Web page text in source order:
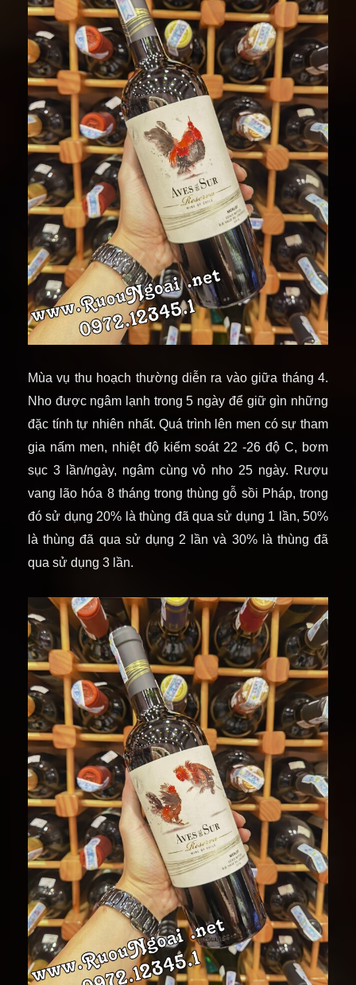
Mùa vụ thu hoạch thường diễn ra vào giữa tháng 4.
Nho được ngâm lạnh trong 5 ngày để giữ gìn những
đặc tính tự nhiên nhất. Quá trình lên men có sự tham
gia nấm men, nhiệt độ kiểm soát 22 -26 độ C, bơm
sục 3 lần/ngày, ngâm cùng vỏ nho 25 ngày. Rượu
vang lão hóa 8 tháng trong thùng gỗ sồi Pháp, trong
đó sử dụng 20% là thùng đã qua sử dụng 1 lần, 50%
là thùng đã qua sử dụng 2 lần và 30% là thùng đã
qua sử dụng 3 lần.